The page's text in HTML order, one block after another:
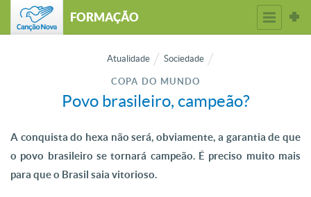
FORMAÇÃO
Atualidade Sociedade
COPA DO MUNDO
Povo brasileiro, campeão?
A conquista do hexa não será, obviamente, a garantia de que
o povo brasileiro se tornará campeão. É preciso muito mais
para que o Brasil saia vitorioso.